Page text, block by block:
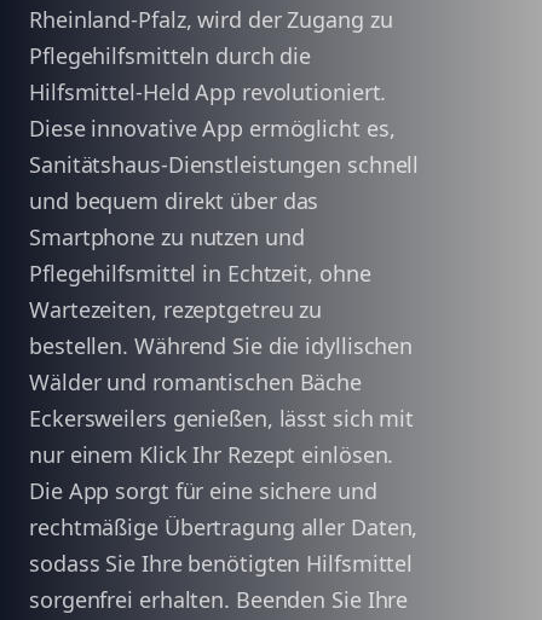
Rheinland-Pfalz, wird der Zugang zu
Pflegehilfsmitteln durch die
Hilfsmittel-Held App revolutioniert.
Diese innovative App ermöglicht es,
Sanitätshaus-Dienstleistungen schnell
und bequem direkt über das
Smartphone zu nutzen und
Pflegehilfsmittel in Echtzeit, ohne
Wartezeiten, rezeptgetreu zu
bestellen. Während Sie die idyllischen
Wälder und romantischen Bäche
Eckersweilers genießen, lässt sich mit
nur einem Klick Ihr Rezept einlösen.
Die App sorgt für eine sichere und
rechtmäßige Übertragung aller Daten,
sodass Sie Ihre benötigten Hilfsmittel
sorgenfrei erhalten. Beenden Sie Ihre